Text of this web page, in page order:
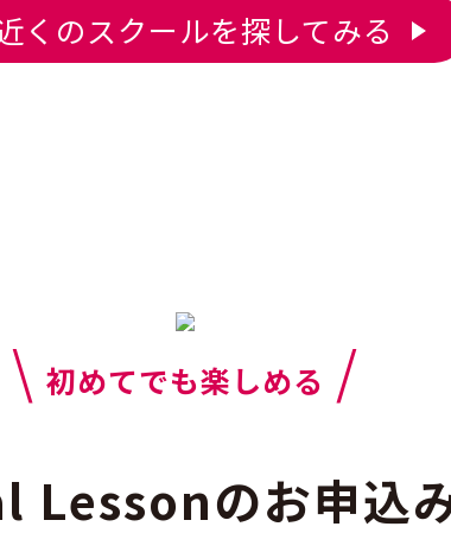
くのスクールを探してみる
\ 初めてでも楽しめる /
Lessonのお申込